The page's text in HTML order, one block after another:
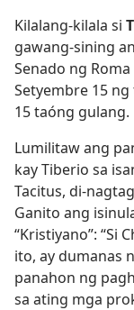
Kilalang-kilala si
gawang-sining
Senado ng
Setyembre 15 ng
15 taóng gulang.
Lumilitaw ang
kay Tiberio sa
Tacitus, di-
Ganito ang
“Kristiyano”: “Si
ito, ay dumanas
panahon ng
sa ating mga